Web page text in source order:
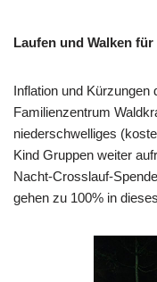
Laufen und Walken
Inflation und Kürzungen
Familienzentrum
niederschwelliges
Kind Gruppen weiter
Nacht-Crosslauf-
gehen zu 100% in